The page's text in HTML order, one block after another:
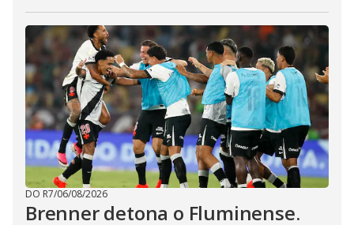
DO R7/06/08/2026
Brenner detona o Fluminense.